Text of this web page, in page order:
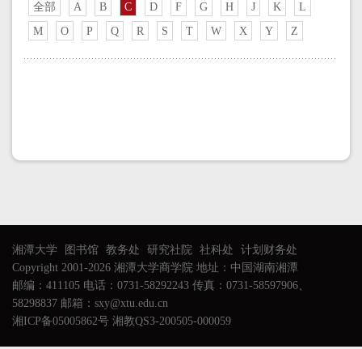
全部 A B C D F G H J K
L
M
O P Q R S T W X Y Z
湘潭大学 图书馆 教务处 研究社院 社科处
计划财务处
Copyright 2001-2026 湘潭大学商学院 地址：中国湖南湘潭
邮编：411105 电话：0731-58292243 传真：0731-58597906、
58298837 邮箱：sxy@xtu.edu.cn
湘ICP备05005862号 湘教QS3-200505-000059